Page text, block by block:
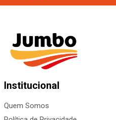
Institucional
Quem Somos